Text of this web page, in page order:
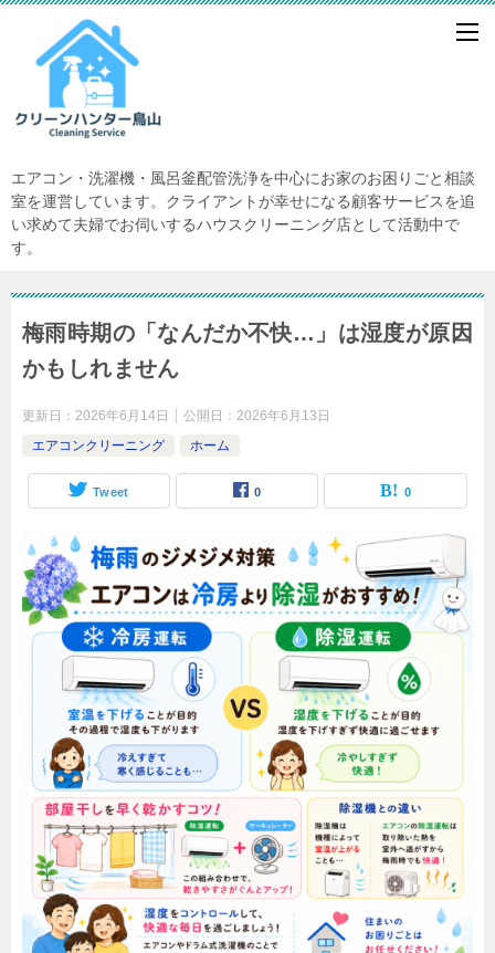
エアコン・洗濯機・風呂釜配管洗浄を中心にお家のお困りごと相談
室を運営しています。クライアントが幸せになる顧客サービスを追
い求めて夫婦でお伺いするハウスクリーニング店として活動中で
す。
梅雨時期の「なんだか不快…」は湿度が原因
かもしれません
更新日： 2026年6月14日 公開日： 2026年6月13日
エアコンクリーニング
ホーム
Tweet 0 0